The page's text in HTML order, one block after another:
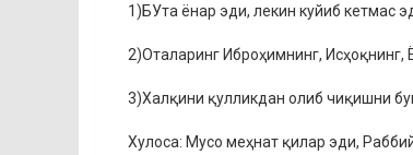
1)БУта ёнар эди, лекин куйиб кетмас
2)Оталаринг Иброҳимнинг,
3)Халқини қулликдан олиб чиқишни
Хулоса: Мусо меҳнат қилар эди,